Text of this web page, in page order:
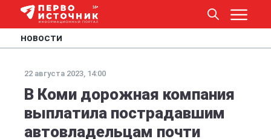
НОВОСТИ
22 августа 2023, 14:00
В Коми дорожная компания
выплатила пострадавшим
автовладельцам почти